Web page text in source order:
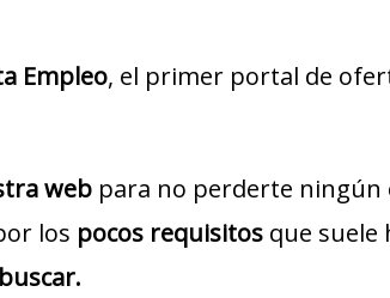
Empleo, el primer portal de
web para no perderte ningún
los pocos requisitosque suele